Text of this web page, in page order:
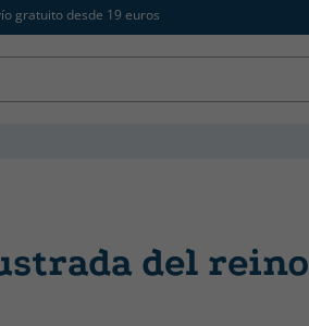
gratuito desde 19 euros
del reino